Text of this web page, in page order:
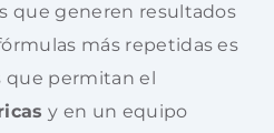
que generen resultados
más repetidas es
que permitan el
y en un equipo